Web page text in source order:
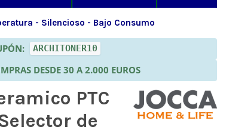
- Silencioso - Bajo Consumo
ARCHITONER10
DESDE 30 A 2.000 EUROS
PTC
de